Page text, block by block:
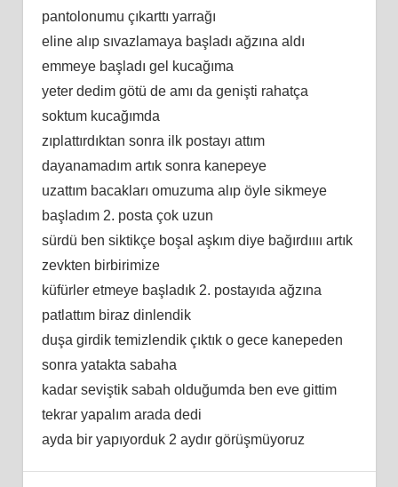
pantolonumu çıkarttı yarrağı
eline alıp sıvazlamaya başladı ağzına aldı
emmeye başladı gel kucağıma
yeter dedim götü de amı da genişti rahatça
soktum kucağımda
zıplattırdıktan sonra ilk postayı attım
dayanamadım artık sonra kanepeye
uzattım bacakları omuzuma alıp öyle sikmeye
başladım 2. posta çok uzun
sürdü ben siktikçe boşal aşkım diye bağırdıııı artık
zevkten birbirimize
küfürler etmeye başladık 2. postayıda ağzına
patlattım biraz dinlendik
duşa girdik temizlendik çıktık o gece kanepeden
sonra yatakta sabaha
kadar seviştik sabah olduğumda ben eve gittim
tekrar yapalım arada dedi
ayda bir yapıyorduk 2 aydır görüşmüyoruz